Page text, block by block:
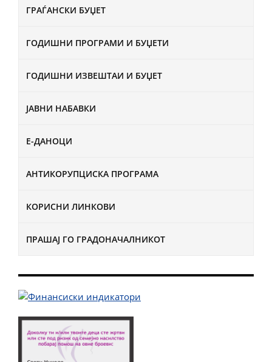
ГРАЃАНСКИ БУЏЕТ
ГОДИШНИ ПРОГРАМИ И БУЏЕТИ
ГОДИШНИ ИЗВЕШТАИ И БУЏЕТ
ЈАВНИ НАБАВКИ
Е-ДАНОЦИ
АНТИКОРУПЦИСКА ПРОГРАМА
КОРИСНИ ЛИНКОВИ
ПРАШАЈ ГО ГРАДОНАЧАЛНИКОТ